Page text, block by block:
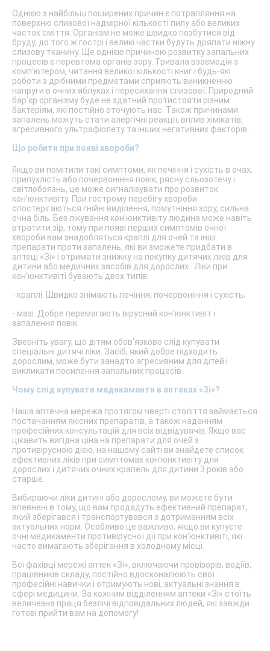
Однією з найбільш поширених причин є потрапляння на
поверхню слизової надмірної кількості пилу або великих
часток сміття. Організм не може швидко позбутися від
бруду, до того ж гострі і великі частки будуть дряпати ніжну
слизову тканину. Ще однією причиною розвитку запальних
процесів є перевтома органів зору. Тривала взаємодія з
комп'ютером, читання великої кількості книг і будь-які
роботи з дрібними предметами сприяють виникненню
напруги в очних яблуках і пересихання слизової. Природний
бар'єр організму буде не здатний протистояти різним
бактеріям, які постійно оточують нас. Також причинами
запалень можуть стати алергічні реакції, вплив хімікатів,
агресивного ультрафіолету та інших негативних факторів.
Що робити при появі хвороби?
Якщо ви помітили такі симптоми, як печіння і сухість в очах,
припухлість або почервоніння повік, рясну сльозотечу і
світлобоязнь, це може сигналізувати про розвиток
кон'юнктивіту. При гострому перебігу хвороби
спостерігаються гнійні виділення, помутніння зору, сильна
очна біль. Без лікування кон'юнктивіту людина може навіть
втратити зір, тому при появі перших симптомів очної
хвороби вам знадобляться краплі для очей та інші
препарати проти запалень, які ви зможете придбати в
аптеці «Зi» і отримати знижку на покупку дитячих ліків для
дитини або медичних засобів для дорослих . Ліки при
кон'юнктивіті бувають двох типів:
- краплі. Швидко знімають печіння, почервоніння і сухість;
- мазі. Добре перемагають вірусний кон'юнктивіт і
запалення повік.
Зверніть увагу, що дітям обов'язково слід купувати
спеціальні дитячі ліки. Засіб, який добре підходить
дорослим, може бути занадто агресивним для дітей і
викликати посилення запальних процесів.
Чому слід купувати медикаменти в аптеках «Зi»?
Наша аптечна мережа протягом чверті століття займається
постачанням якісних препаратів, а також наданням
професійних консультацій для всіх відвідувачів. Якщо вас
цікавить вигідна ціна на препарати для очей з
противірусною дією, на нашому сайті ви знайдете список
ефективних ліків при симптомах кон'юнктивіту для
дорослих і дитячих очних крапель для дитини 3 років або
старше.
Вибираючи ліки дитині або дорослому, ви можете бути
впевнені в тому, що вам продадуть ефективний препарат,
який зберігався і транспортувався з дотриманням всіх
актуальних норм. Особливо це важливо, якщо ви купуєте
очні медикаменти противірусної дії при кон'юнктивіті, які
часто вимагають зберігання в холодному місці.
Всі фахівці мережі аптек «Зi», включаючи провізорів, водіїв,
працівників складу, постійно вдосконалюють свої
професійні навички і отримують нові, актуальні знання в
сфері медицини. За кожним відділенням аптеки «Зi» стоїть
величезна праця безлічі відповідальних людей, які завжди
готові прийти вам на допомогу!